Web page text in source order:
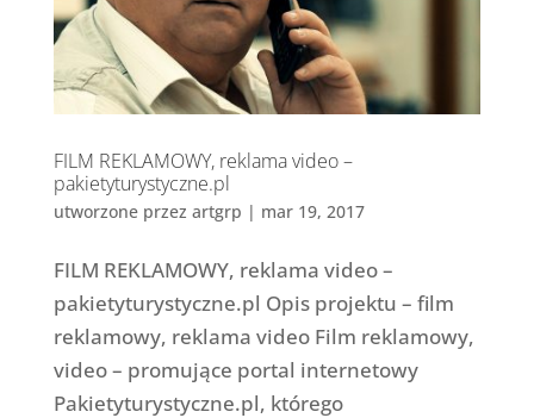
FILM REKLAMOWY, reklama video –
pakietyturystyczne.pl
utworzone przez artgrp | mar 19, 2017
FILM REKLAMOWY, reklama video –
pakietyturystyczne.pl Opis projektu – film
reklamowy, reklama video Film reklamowy,
video – promujące portal internetowy
Pakietyturystyczne.pl, którego